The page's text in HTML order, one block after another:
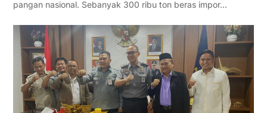
pangan nasional. Sebanyak 300 ribu ton beras impor…